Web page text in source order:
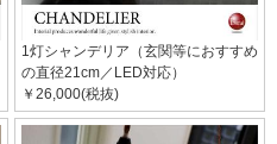
1灯シャンデリア（玄関等におすすめ
の直径21cm／LED対応）
￥26,000(税抜)